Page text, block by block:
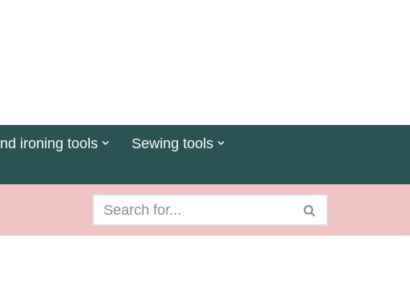
ironing tools
Sewing tools